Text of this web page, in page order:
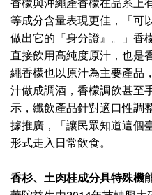
等成分含量表現更佳，「可
做出它的『身分證』。」香
直接飲用高純度原汁，也是
繩香檬也以原汁為主要產品
汁做成調酒，香檬調飲甚至
示，纖飲產品針對適口性調
據推廣，「讓民眾知道這個
形式走入日常飲食。
香杉、土肉桂成分具特殊